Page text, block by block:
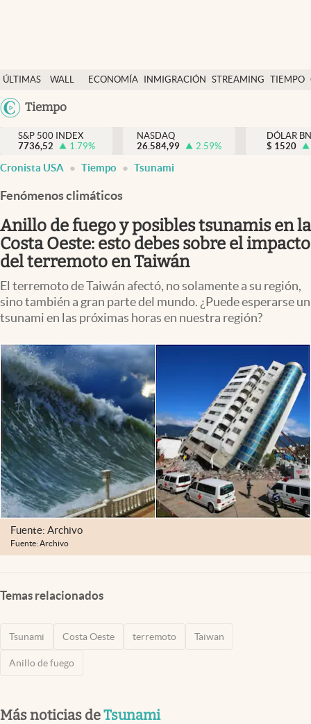
ÚLTIMAS
NOTICIAS
WALL
Y
DÓLAR
ECONOMÍA INMIGRACIÓN STREAMING TIEMPO
México
Tiempo
Finanzas y economía
Wall Street y dólar
Inmigración
Espiritual
Streaming
PC y mobile
Lifestyle
USA
S&P 500 INDEX
7736,52
1.79%
NASDAQ
26.584,99
2.59%
DÓLAR
$ 1520
Cronista USA Tiempo Tsunami
Fenómenos climáticos
Anillo de fuego y posibles tsunamis en la
Costa Oeste: esto debes sobre el impacto
del terremoto en Taiwán
El terremoto de Taiwán afectó, no solamente a su región,
sino también a gran parte del mundo. ¿Puede esperarse un
tsunami en las próximas horas en nuestra región?
Fuente: Archivo
Fuente: Archivo
Temas relacionados
Tsunami Costa Oeste terremoto Taiwan
Anillo de fuego
Más noticias deTsunami